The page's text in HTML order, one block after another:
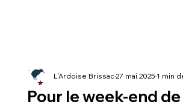
Pour le week-end de
L'Ardoise Brissac27 mai 20251 min